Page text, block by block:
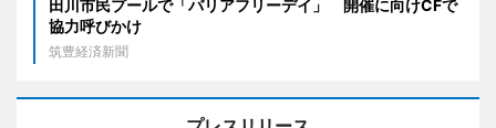
田川市民プールで「バリアフリーデイ」 開催に向けCFで
協力呼びかけ
筑豊経済新聞